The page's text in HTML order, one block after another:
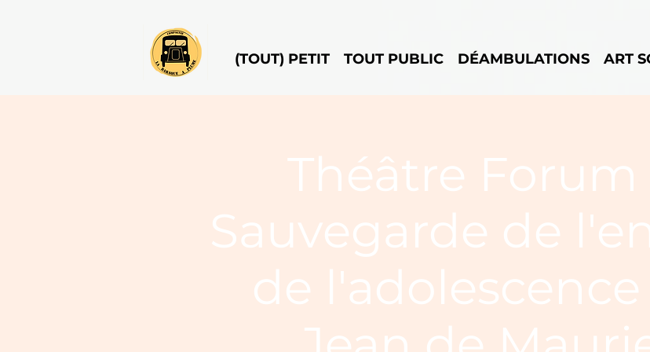
(TOUT) PETIT TOUT PUBLIC DÉAMBULATIONS ART
Théâtre Forum
Sauvegarde de
de